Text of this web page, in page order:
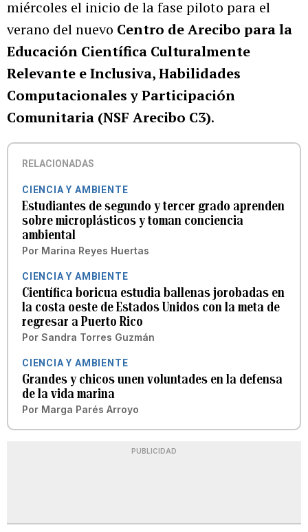
miércoles el inicio de la fase piloto para el
verano del nuevo Centro de Arecibo para la
Educación Científica Culturalmente
Relevante e Inclusiva, Habilidades
Computacionales y Participación
Comunitaria (NSF Arecibo C3).
RELACIONADAS
CIENCIA Y AMBIENTE
Estudiantes de segundo y tercer grado aprenden
sobre microplásticos y toman conciencia
ambiental
Por Marina Reyes Huertas
CIENCIA Y AMBIENTE
Científica boricua estudia ballenas jorobadas en
la costa oeste de Estados Unidos con la meta de
regresar a Puerto Rico
Por Sandra Torres Guzmán
CIENCIA Y AMBIENTE
Grandes y chicos unen voluntades en la defensa
de la vida marina
Por Marga Parés Arroyo
PUBLICIDAD